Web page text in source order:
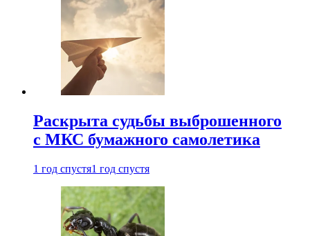
Раскрыта судьбы выброшенного
с МКС бумажного самолетика
1 год спустя1 год спустя